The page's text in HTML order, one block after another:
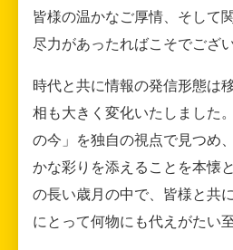
皆様の温かなご厚情、そして
尽力があったればこそでござい
時代と共に情報の発信形態は
相も大きく変化いたしました
の今」を独自の視点で見つめ
かな彩りを添えることを本懐
の長い歳月の中で、皆様と共
にとって何物にも代えがたい